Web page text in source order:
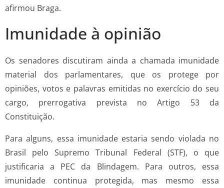
afirmou Braga.
Imunidade à opinião
Os senadores discutiram ainda a chamada imunidade
material dos parlamentares, que os protege por
opiniões, votos e palavras emitidas no exercício do seu
cargo, prerrogativa prevista no Artigo 53 da
Constituição.
Para alguns, essa imunidade estaria sendo violada no
Brasil pelo Supremo Tribunal Federal (STF), o que
justificaria a PEC da Blindagem. Para outros, essa
imunidade continua protegida, mas mesmo essa